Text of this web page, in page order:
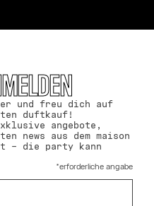
und freu dich auf
duftkauf!
angebote,
news aus dem maison
– die party kann
*erforderliche angabe